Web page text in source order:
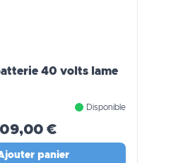
40 volts lame
Disponible
€
panier